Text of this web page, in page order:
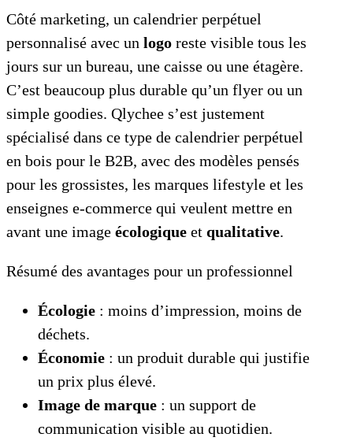
Côté marketing, un calendrier perpétuel
personnalisé avec un logo reste visible tous les
jours sur un bureau, une caisse ou une étagère.
C’est beaucoup plus durable qu’un flyer ou un
simple goodies. Qlychee s’est justement
spécialisé dans ce type de calendrier perpétuel
en bois pour le B2B, avec des modèles pensés
pour les grossistes, les marques lifestyle et les
enseignes e-commerce qui veulent mettre en
avant une image écologique et qualitative.
Résumé des avantages pour un professionnel
Écologie : moins d’impression, moins de
déchets.
Économie : un produit durable qui justifie
un prix plus élevé.
Image de marque : un support de
communication visible au quotidien.